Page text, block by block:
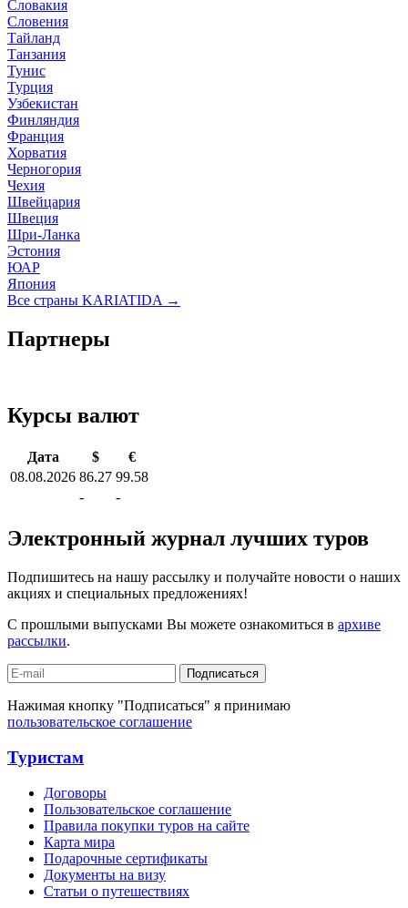
Словакия
Словения
Тайланд
Танзания
Тунис
Турция
Узбекистан
Финляндия
Франция
Хорватия
Черногория
Чехия
Швейцария
Швеция
Шри-Ланка
Эстония
ЮАР
Япония
Все страны KARIATIDA →
Партнеры
Курсы валют
Дата $
€
08.08.2026 86.27 99.58
-
-
Электронный журнал лучших туров
Подпишитесь на нашу рассылку и получайте новости о наших
акциях и специальных предложениях!
С прошлыми выпусками Вы можете ознакомиться в архиве
рассылки.
Подписаться
Нажимая кнопку "Подписаться" я принимаю
пользовательское соглашение
Туристам
Договоры
Пользовательское соглашение
Правила покупки туров на сайте
Карта мира
Подарочные сертификаты
Документы на визу
Статьи о путешествиях